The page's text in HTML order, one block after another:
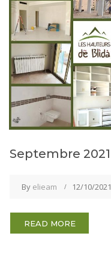
Septembre 2021
By elieam 12/10/2021
READ MORE